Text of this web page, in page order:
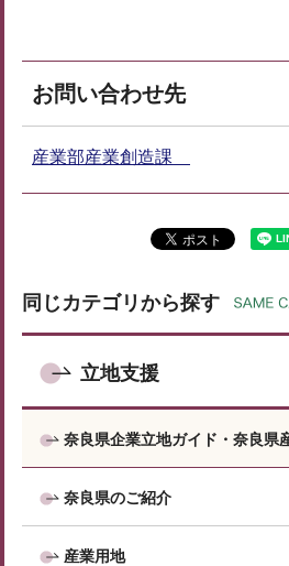
お問い合わせ先
産業部産業創造課
同じカテゴリから探す
立地支援
奈良県企業立地ガイド・奈良県
奈良県のご紹介
産業用地